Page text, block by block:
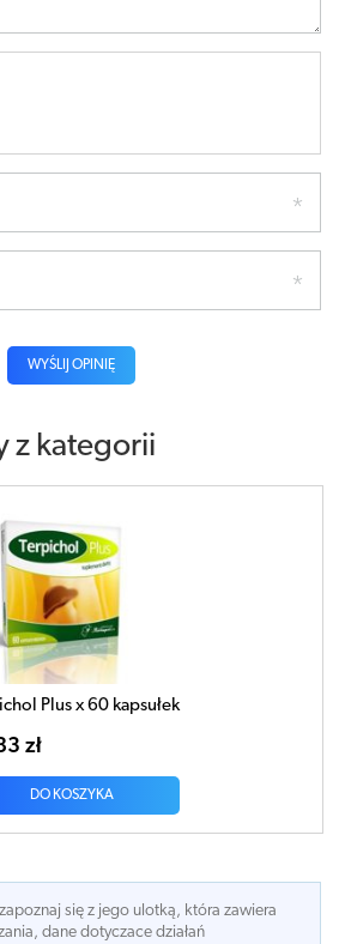
WYŚLIJ OPINIĘ
z kategorii
Plus x 60 kapsułek
zł
DO KOSZYKA
się z jego ulotką, która zawiera
dane dotyczace działań